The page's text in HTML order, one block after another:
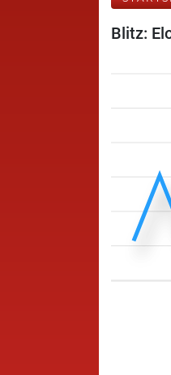
Blitz: